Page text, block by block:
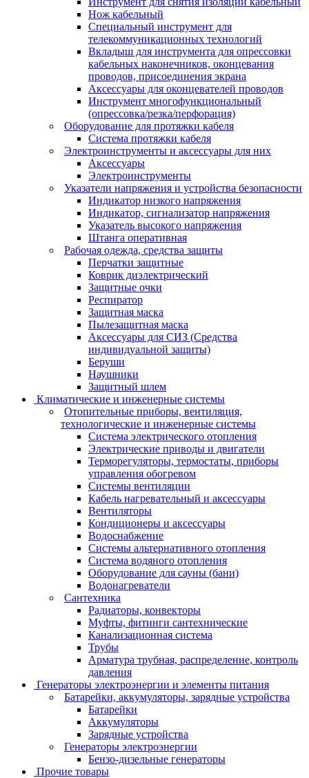
Нож кабельный
Специальный инструмент для
телекоммуникационных технологий
Вкладыш для инструмента для опрессовки
кабельных наконечников, оконцевания
проводов, присоединения экрана
Аксессуары для оконцевателей проводов
Инструмент многофункциональный
(опрессовка/резка/перфорация)
Оборудование для протяжки кабеля
Система протяжки кабеля
Электроинструменты и аксессуары для них
Аксессуары
Электроинструменты
Указатели напряжения и устройства безопасности
Индикатор низкого напряжения
Индикатор, сигнализатор напряжения
Указатель высокого напряжения
Штанга оперативная
Рабочая одежда, средства защиты
Перчатки защитные
Коврик диэлектрический
Защитные очки
Респиратор
Защитная маска
Пылезащитная маска
Аксессуары для СИЗ (Средства
индивидуальной защиты)
Беруши
Наушники
Защитный шлем
Климатические и инженерные системы
Отопительные приборы, вентиляция,
технологические и инженерные системы
Система электрического отопления
Электрические приводы и двигатели
Терморегуляторы, термостаты, приборы
управления обогревом
Системы вентиляции
Кабель нагревательный и аксессуары
Вентиляторы
Кондиционеры и аксессуары
Водоснабжение
Системы альтернативного отопления
Система водяного отопления
Оборудование для сауны (бани)
Водонагреватели
Сантехника
Радиаторы, конвекторы
Муфты, фитинги сантехнические
Канализационная система
Трубы
Арматура трубная, распределение, контроль
давления
Генераторы электроэнергии и элементы питания
Батарейки, аккумуляторы, зарядные устройства
Батарейки
Аккумуляторы
Зарядные устройства
Генераторы электроэнергии
Бензо-дизельные генераторы
Прочие товары